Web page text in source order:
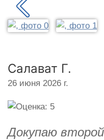
Салават Г.
26 июня 2026 г.
Докупаю